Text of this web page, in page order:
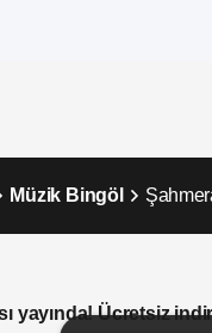
Müzik Bingöl
yayında! Ücretsiz